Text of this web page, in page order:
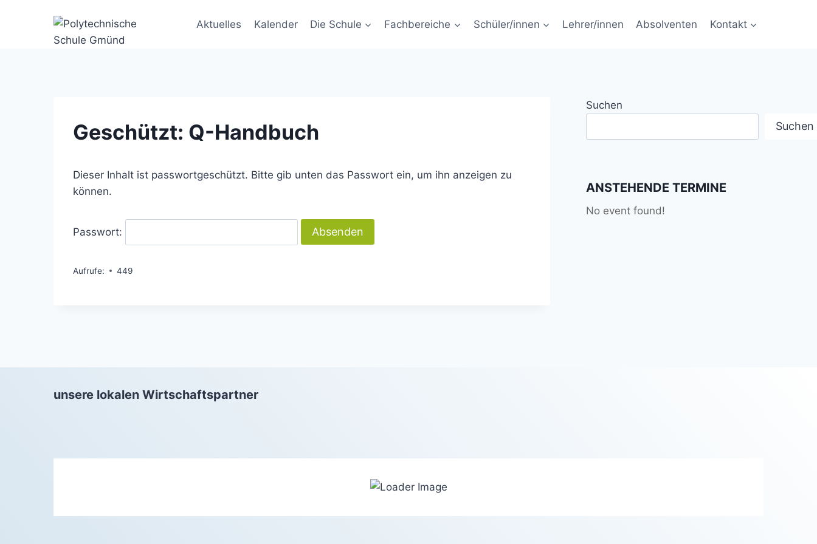
Aktuelles Kalender Die Schule Fachbereiche Schüler/innen Lehrer/innen Absolventen Kontakt
Geschützt: Q-Handbuch
Dieser Inhalt ist passwortgeschützt. Bitte gib unten das Passwort ein, um ihn anzeigen zu
können.
Passwort:
Aufrufe: 449
Suchen
Suchen
ANSTEHENDE TERMINE
No event found!
unsere lokalen Wirtschaftspartner